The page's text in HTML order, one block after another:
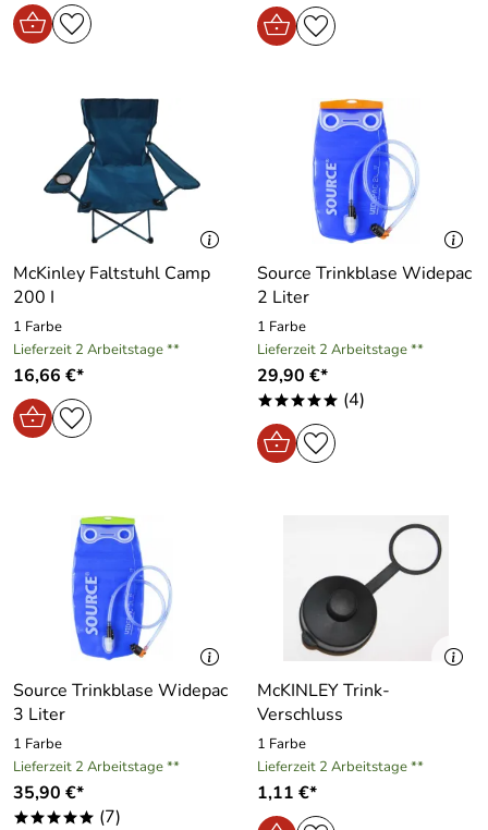
McKinley Faltstuhl Camp
200 I
1 Farbe
Lieferzeit 2 Arbeitstage **
16,66 €*
Source Trinkblase Widepac
2 Liter
1 Farbe
Lieferzeit 2 Arbeitstage **
29,90 €*
***** (4)
Source Trinkblase Widepac
3 Liter
1 Farbe
Lieferzeit 2 Arbeitstage **
35,90 €*
***** (7)
McKINLEY Trink-
Verschluss
1 Farbe
Lieferzeit 2 Arbeitstage **
1,11 €*